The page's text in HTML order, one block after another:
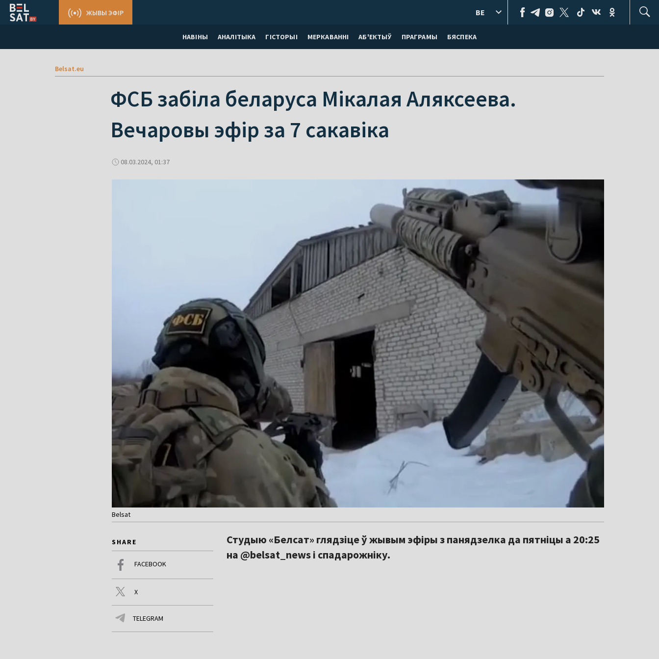
НАВІНЫ АНАЛІТЫКА ГІСТОРЫІ МЕРКАВАННI АБ'ЕКТЫЎ ПРАГРАМЫ БЯСПЕКА
ЖЫВЫ ЭФІР BE
Belsat.eu
ФСБ забіла беларуса Мікалая Аляксеева.
Вечаровы эфір за 7 сакавіка
08.03.2024, 01:37
Belsat
SHARE
FACEBOOK
X
TELEGRAM
Студыю «Белсат» глядзіце ў жывым эфіры з панядзелка да пятніцы а 20:25
на @belsat_news і спадарожніку.